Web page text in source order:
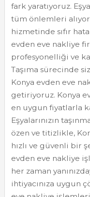
fark yaratıyoruz.
tüm önlemleri
hizmetinde sıfır
evden eve nakliye
profesyonelliği ve
Taşıma sürecinde
Konya evden eve
getiriyoruz. Konya
en uygun fiyatlarla
Eşyalarınızın
özen ve titizlikle,
hızlı ve güvenli bir
evden eve nakliye
her zaman
ihtiyacınıza uygun